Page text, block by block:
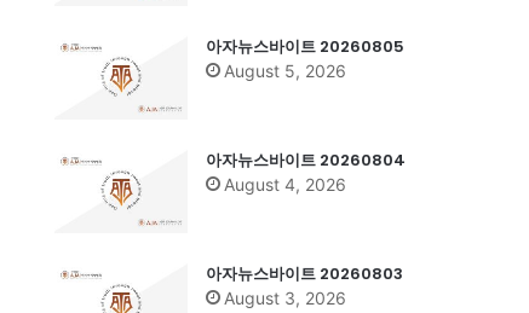
아자뉴스바이트 20260805
August 5, 2026
아자뉴스바이트 20260804
August 4, 2026
아자뉴스바이트 20260803
August 3, 2026